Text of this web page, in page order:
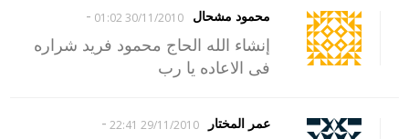
محمود مشحال 30/11/2010 01:02
-
إنشاء الله الحاج محمود فريد شراره
فى الاعاده يا رب
عمر المختار 29/11/2010 22:41
-